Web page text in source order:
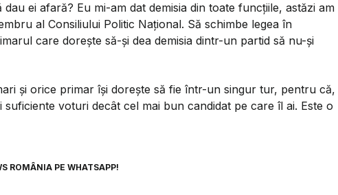
ei afară? Eu mi-am dat demisia din toate funcțiile, astăzi am
al Consiliului Politic Național. Să schimbe legea în
care dorește să-și dea demisia dintr-un partid să nu-și
și orice primar își dorește să fie într-un singur tur, pentru că,
voturi decât cel mai bun candidat pe care îl ai. Este o
ROMÂNIA PE WHATSAPP!